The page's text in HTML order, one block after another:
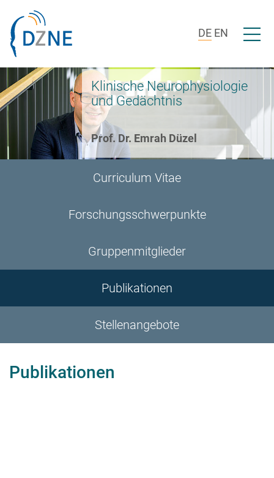
DE EN Menü
Klinische Neurophysiologie
und Gedächtnis
Prof. Dr. Emrah Düzel
Curriculum Vitae
Forschungsschwerpunkte
Gruppenmitglieder
Publikationen
Stellenangebote
Publikationen